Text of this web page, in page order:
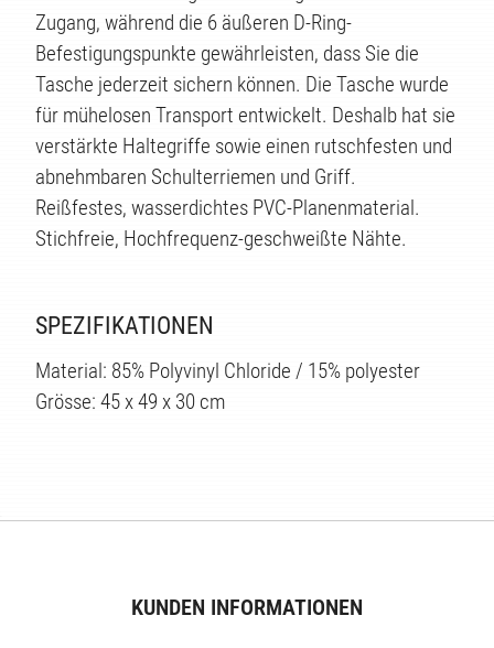
Zugang, während die 6 äußeren D-Ring-
Befestigungspunkte gewährleisten, dass Sie die
Tasche jederzeit sichern können. Die Tasche wurde
für mühelosen Transport entwickelt. Deshalb hat sie
verstärkte Haltegriffe sowie einen rutschfesten und
abnehmbaren Schulterriemen und Griff.
Reißfestes, wasserdichtes PVC-Planenmaterial.
Stichfreie, Hochfrequenz-geschweißte Nähte.
SPEZIFIKATIONEN
Material: 85% Polyvinyl Chloride / 15% polyester
Grösse: 45 x 49 x 30 cm
KUNDEN INFORMATIONEN